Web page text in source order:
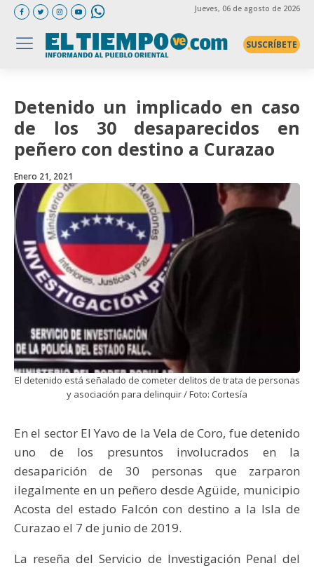
Jueves, 06 de agosto de 2026
SUSCRÍBETE
Detenido un implicado en caso
de los 30 desaparecidos en
peñero con destino a Curazao
Enero 21, 2021
El detenido está señalado de cometer delitos de trata de personas
y asociación para delinquir / Foto: Cortesía
En el sector El Yavo de la Vela de Coro, fue detenido
uno de los presuntos involucrados en la
desaparición de 30 personas que zarparon
ilegalmente en un peñero desde Agüide, municipio
Acosta del estado Falcón con destino a la Isla de
Curazao el 7 de junio de 2019.
La reseña del Servicio de Investigación Penal del